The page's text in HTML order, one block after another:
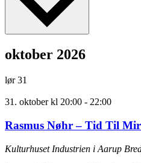
oktober 2026
lør31
31. oktober kl 20:00 - 22:00
Rasmus Nøhr – Tid Til
Kulturhuset Industrien i Aarup